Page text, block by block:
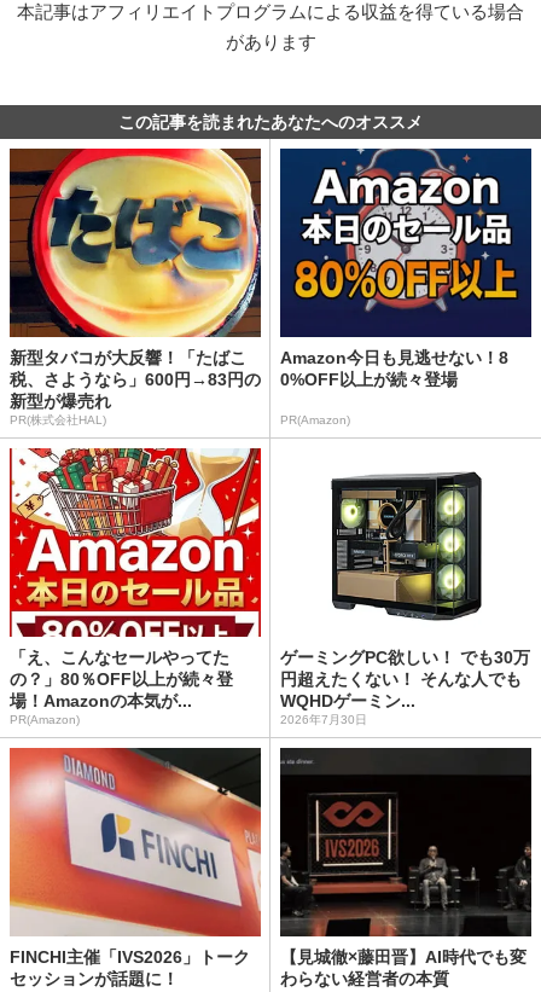
本記事はアフィリエイトプログラムによる収益を得ている場合
があります
この記事を読まれたあなたへのオススメ
新型タバコが大反響！「たばこ
税、さようなら」600円→83円の
新型が爆売れ
PR(株式会社HAL)
Amazon今日も見逃せない！8
0%OFF以上が続々登場
PR(Amazon)
「え、こんなセールやってた
の？」80％OFF以上が続々登
場！Amazonの本気が...
PR(Amazon)
ゲーミングPC欲しい！ でも30万
円超えたくない！ そんな人でも
WQHDゲーミン...
2026年7月30日
FINCHI主催「IVS2026」トーク
セッションが話題に！
【見城徹×藤田晋】AI時代でも変
わらない経営者の本質